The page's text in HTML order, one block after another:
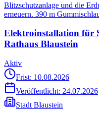
Blitzschutzanlage und die
erneuern. 390 m
Elektroinstallation für
Rathaus Blaustein
Aktiv
Frist: 10.08.2026
Veröffentlicht: 24.07.2026
Stadt Blaustein